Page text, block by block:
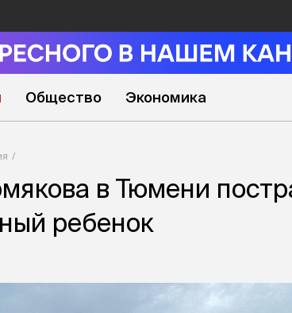
Общество Экономика
в Тюмени
ребенок